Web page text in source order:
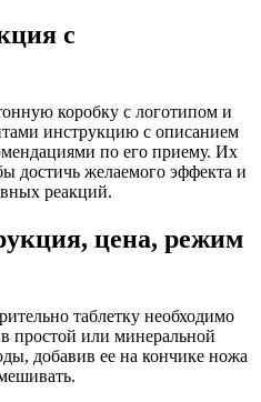
с
коробку с логотипом и
инструкцию с описанием
по его приему. Их
достичь желаемого эффекта и
реакций.
цена, режим
таблетку необходимо
в простой или минеральной
добавив ее на кончике ножа